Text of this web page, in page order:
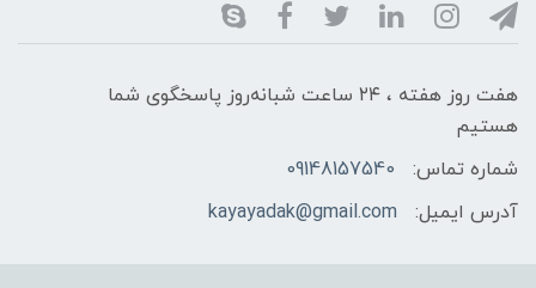
هفت روز هفته ، ۲۴ ساعت شبانه‌روز پاسخگوی شما
هستیم
شماره تماس:
09148157540
آدرس ایمیل:
kayayadak@gmail.com